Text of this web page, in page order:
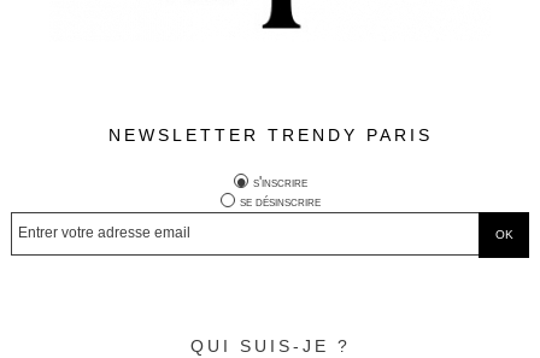
NEWSLETTER TRENDY PARIS
s'inscrire
se désinscrire
QUI SUIS-JE ?